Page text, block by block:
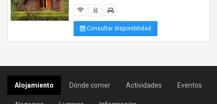
Consultar disponibilidad
Alojamiento Dónde comer Actividades Eventos